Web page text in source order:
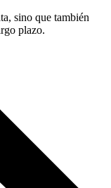
sino que también
plazo.